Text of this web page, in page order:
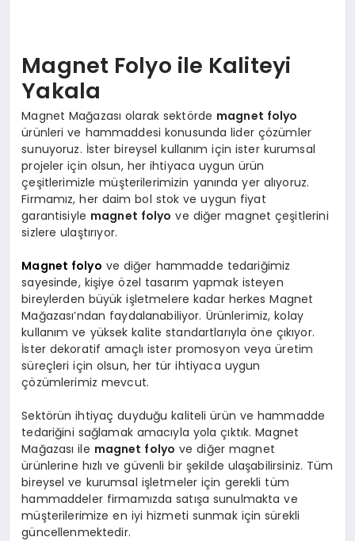
Magnet Folyo ile Kaliteyi
Yakala
Magnet Mağazası olarak sektörde magnet folyo
ürünleri ve hammaddesi konusunda lider çözümler
sunuyoruz. İster bireysel kullanım için ister kurumsal
projeler için olsun, her ihtiyaca uygun ürün
çeşitlerimizle müşterilerimizin yanında yer alıyoruz.
Firmamız, her daim bol stok ve uygun fiyat
garantisiyle magnet folyo ve diğer magnet çeşitlerini
sizlere ulaştırıyor.
Magnet folyo ve diğer hammadde tedariğimiz
sayesinde, kişiye özel tasarım yapmak isteyen
bireylerden büyük işletmelere kadar herkes Magnet
Mağazası’ndan faydalanabiliyor. Ürünlerimiz, kolay
kullanım ve yüksek kalite standartlarıyla öne çıkıyor.
İster dekoratif amaçlı ister promosyon veya üretim
süreçleri için olsun, her tür ihtiyaca uygun
çözümlerimiz mevcut.
Sektörün ihtiyaç duyduğu kaliteli ürün ve hammadde
tedariğini sağlamak amacıyla yola çıktık. Magnet
Mağazası ile magnet folyo ve diğer magnet
ürünlerine hızlı ve güvenli bir şekilde ulaşabilirsiniz. Tüm
bireysel ve kurumsal işletmeler için gerekli tüm
hammaddeler firmamızda satışa sunulmakta ve
müşterilerimize en iyi hizmeti sunmak için sürekli
güncellenmektedir.